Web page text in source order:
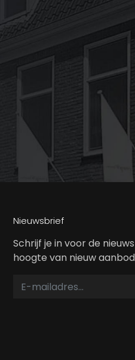
Nieuwsbrief
Schrijf je in voor de
hoogte van nieuw